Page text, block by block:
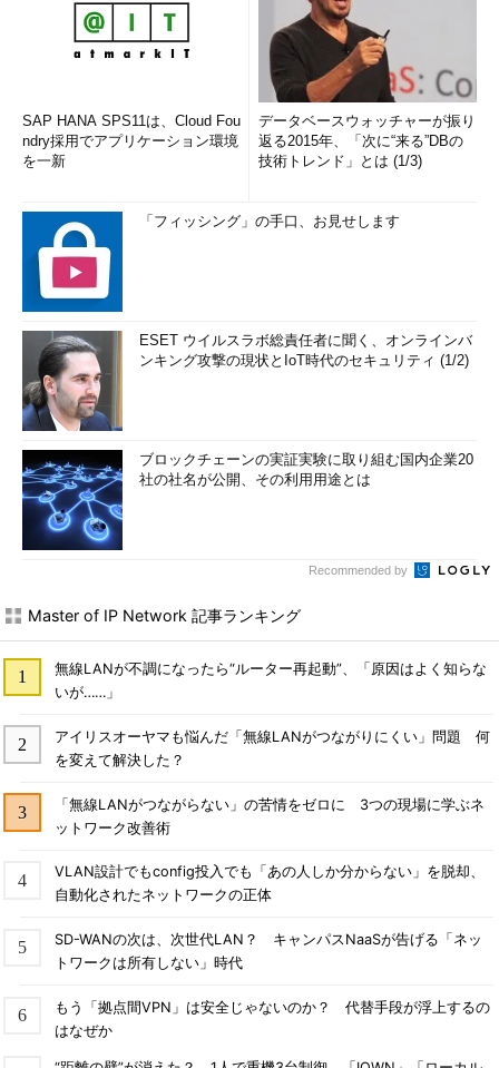
SAP HANA SPS11は、Cloud Fou
ndry採用でアプリケーション環境
を一新
データベースウォッチャーが振り
返る2015年、「次に“来る”DBの
技術トレンド」とは (1/3)
「フィッシング」の手口、お見せします
ESET ウイルスラボ総責任者に聞く、オンラインバ
ンキング攻撃の現状とIoT時代のセキュリティ (1/2)
ブロックチェーンの実証実験に取り組む国内企業20
社の社名が公開、その利用用途とは
Recommended by
Master of IP Network 記事ランキング
無線LANが不調になったら“ルーター再起動”、「原因はよく知らな
いが……」
アイリスオーヤマも悩んだ「無線LANがつながりにくい」問題 何
を変えて解決した？
「無線LANがつながらない」の苦情をゼロに 3つの現場に学ぶネ
ットワーク改善術
VLAN設計でもconfig投入でも「あの人しか分からない」を脱却、
自動化されたネットワークの正体
SD-WANの次は、次世代LAN？ キャンパスNaaSが告げる「ネッ
トワークは所有しない」時代
もう「拠点間VPN」は安全じゃないのか？ 代替手段が浮上するの
はなぜか